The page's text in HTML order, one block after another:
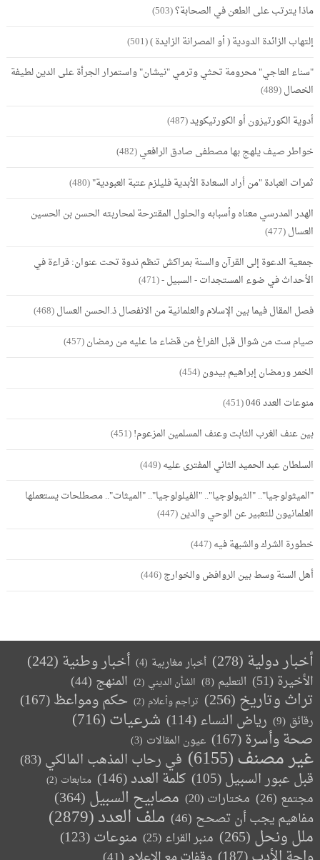
ماذا يترتب على الطعن في الصحابة؟(503)
إلتهاب الزائدة الدودية ( أو المصرانة الزايدة )(501)
"سناء العاجي" محرومة تحثي وترمي "نيشان" واستمرار الجرأة على الدين لطيفة
الخصال(489)
أدوية الكورتيزون أو الكورتيكويد(487)
خواطر صيف يلهج بها مصطفى صادق الرافعي(482)
ثمرات العبادة "من أراد السعادة الأبدية فليلزم عتبة العبودية"(480)
الهدر المدرسي معناه وأسبابه والحلول المقترحة لمحاربته الحسن بن الحسين
العسال(477)
جمعية الدعوة إلى القرآن والسنة بمراكش تنظم ندوة تحت عنوان: قراءة في
الأحداث في ضوء المستجدات - السبيل -(471)
فصل المقال فيما بين الإسلام والعلمانية من الانفصال ذ.الحسن العسال(468)
صيام ست من شوال قبل الفراغ من قضاء ما عليه من رمضان(457)
الخمر ورمضان إبراهيم بيدون(454)
منوعات العدد 046
(451)
بين عنف الغرب الثابت وعنف المسلمين المزعوم!(451)
السلطان عبد الحميد الثاني المفترى عليه(449)
"الميثولوجيا".. "الثيولوجيا".. "الفيلولوجيا".. "الميثات".. مصطلحات يستعملها
العلمانيون للتعبير عن الوحي والدين(447)
خطورة الشرك والشبهة فيه(447)
أهل السنة وسط بين الروافض والخوارج(446)
أخبار دولية (278) أخبار مغاربية (4) أخبار وطنية(242)
الأخيرة (51) التعليم (8) الشأن الديني (2) المنهج (44)
تراث وتاريخ(256) تراجم وأعلام (2) حكم ومواعظ(167)
رقائق (9) رياض النساء(114) شرعيات(716)
صحة وأسرة(167) عيون المقالات (3)
غير مصنف(6155) في رحاب المذهب المالكي (83)
قبل عبور السبيل(105) كلمة العدد(146) متابعات (2)
مجتمع (26) مختارات (20) مصابيح السبيل(364)
مفاهيم يجب أن تصحح (46) ملف العدد(2879)
ملل ونحل(265) منبر القراء(25) منوعات(123)